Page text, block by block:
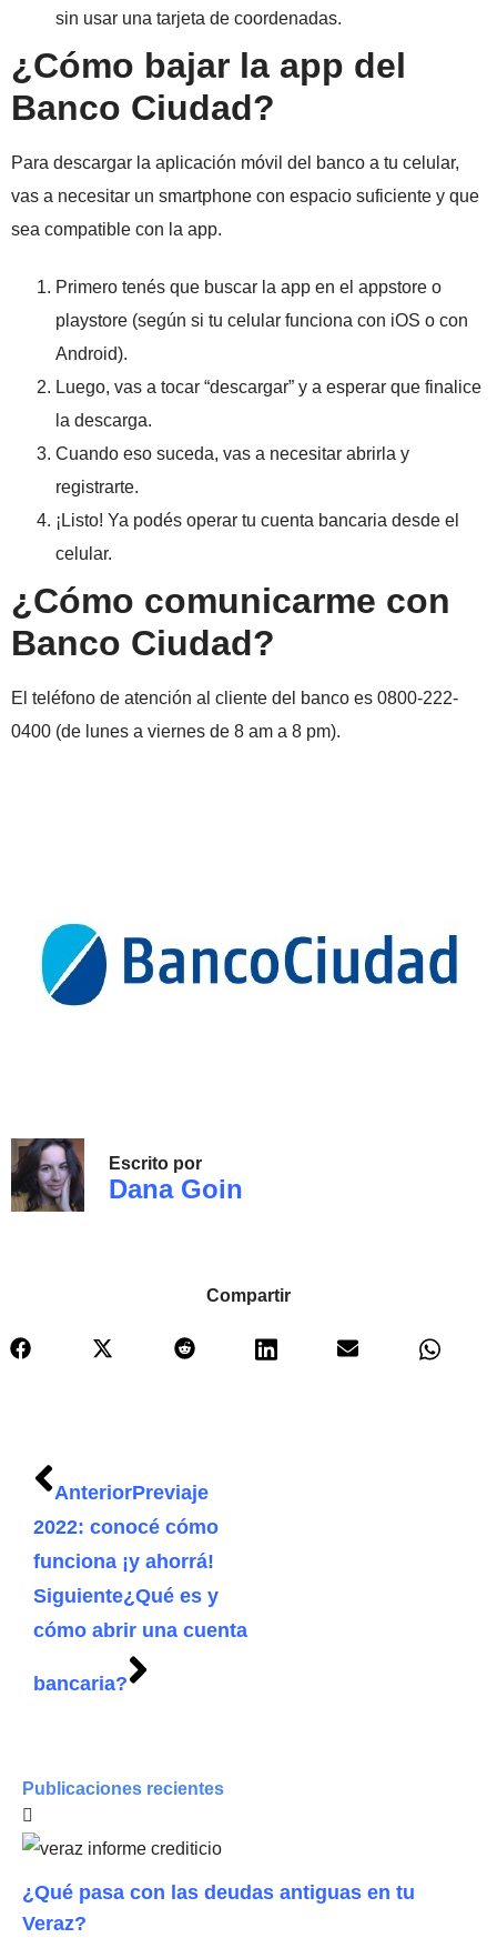
sin usar una tarjeta de coordenadas.
¿Cómo bajar la app del
Banco Ciudad?
Para descargar la aplicación móvil del banco a tu celular,
vas a necesitar un smartphone con espacio suficiente y que
sea compatible con la app.
Primero tenés que buscar la app en el appstore o
playstore (según si tu celular funciona con iOS o con
Android).
Luego, vas a tocar “descargar” y a esperar que finalice
la descarga.
Cuando eso suceda, vas a necesitar abrirla y
registrarte.
¡Listo! Ya podés operar tu cuenta bancaria desde el
celular.
¿Cómo comunicarme con
Banco Ciudad?
El teléfono de atención al cliente del banco es 0800-222-
0400 (de lunes a viernes de 8 am a 8 pm).
Escrito por
Dana Goin
Compartir
AnteriorPreviaje
2022: conocé cómo
funciona ¡y ahorrá!
Siguiente¿Qué es y
cómo abrir una cuenta
bancaria?
Publicaciones recientes
¿Qué pasa con las deudas antiguas en tu
Veraz?